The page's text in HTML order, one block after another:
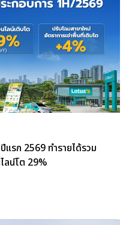
แรก 2569 ทำรายได้รวม
ลน์โต 29%